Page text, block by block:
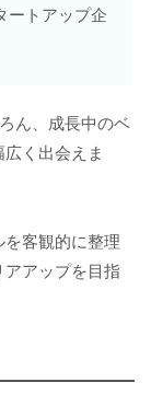
ートアップ企
ん、成長中のベ
く出会えま
客観的に整理
アップを目指